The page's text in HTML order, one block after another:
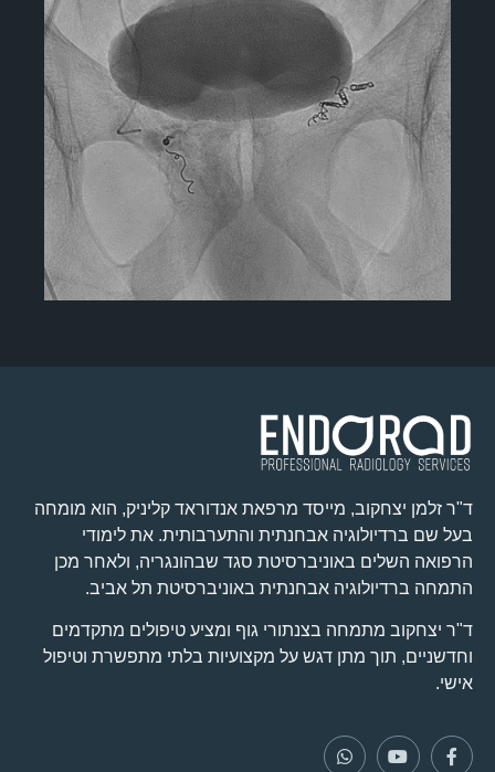
ד"ר זלמן יצחקוב, מייסד מרפאת אנדוראד קליניק, הוא מומחה
בעל שם ברדיולוגיה אבחנתית והתערבותית. את לימודי
הרפואה השלים באוניברסיטת סגד שבהונגריה, ולאחר מכן
התמחה ברדיולוגיה אבחנתית באוניברסיטת תל אביב.
ד"ר יצחקוב מתמחה בצנתורי גוף ומציע טיפולים מתקדמים
וחדשניים, תוך מתן דגש על מקצועיות בלתי מתפשרת וטיפול
אישי.